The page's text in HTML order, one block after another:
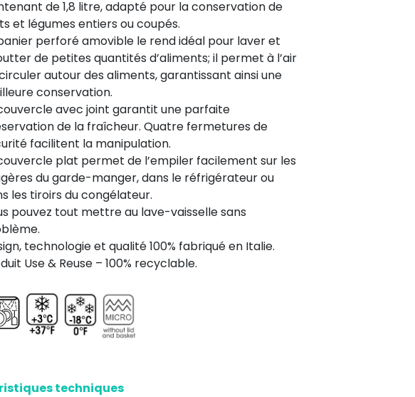
de 1,8 litre, adapté pour la conservation de
et légumes entiers ou coupés.
perforé amovible le rend idéal pour laver et
de petites quantités d’aliments; il permet à l’air
autour des aliments, garantissant ainsi une
conservation.
avec joint garantit une parfaite
de la fraîcheur. Quatre fermetures de
facilitent la manipulation.
plat permet de l’empiler facilement sur les
du garde-manger, dans le réfrigérateur ou
les tiroirs du congélateur.
pouvez tout mettre au lave-vaisselle sans
technologie et qualité 100% fabriqué en Italie.
Use & Reuse – 100% recyclable.
techniques